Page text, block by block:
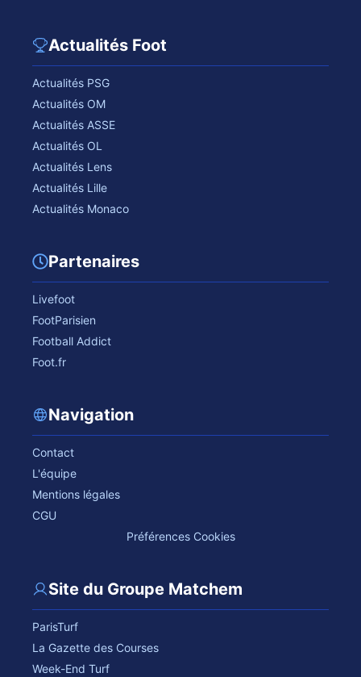
Actualités Foot
Actualités PSG
Actualités OM
Actualités ASSE
Actualités OL
Actualités Lens
Actualités Lille
Actualités Monaco
Partenaires
Livefoot
FootParisien
Football Addict
Foot.fr
Navigation
Contact
L'équipe
Mentions légales
CGU
Préférences Cookies
Site du Groupe Matchem
ParisTurf
La Gazette des Courses
Week-End Turf